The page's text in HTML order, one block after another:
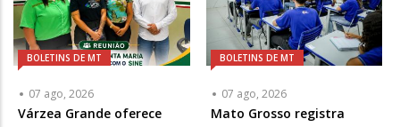
BOLETINS DE MT
07 ago, 2026
Várzea Grande oferece
BOLETINS DE MT
07 ago, 2026
Mato Grosso registra